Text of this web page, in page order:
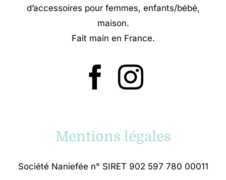
d’accessoires pour femmes, enfants/bébé,
maison.
Fait main en France.
Mentions légales
Société Naniefée n° SIRET 902 597 780 00011